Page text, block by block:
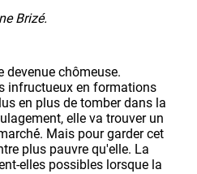
Brizé.
devenue chômeuse.
infructueux en formations
en plus de tomber dans la
elle va trouver un
Mais pour garder cet
plus pauvre qu'elle. La
elles possibles lorsque la